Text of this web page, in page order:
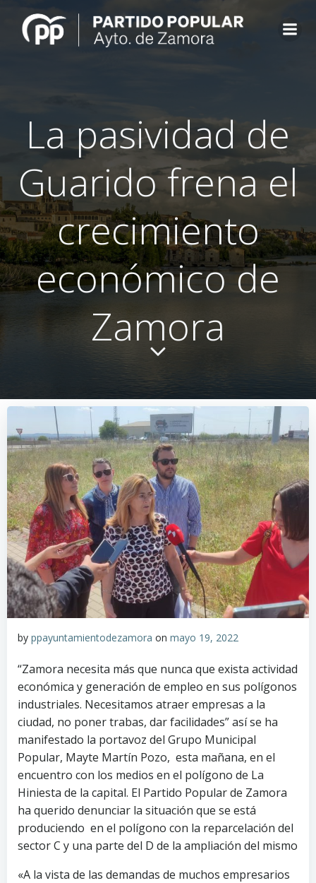
al
contenido
La pasividad de
Guarido frena el
crecimiento
económico de
Zamora
by ppayuntamientodezamora on mayo 19, 2022
“Zamora necesita más que nunca que exista actividad
económica y generación de empleo en sus polígonos
industriales. Necesitamos atraer empresas a la
ciudad, no poner trabas, dar facilidades” así se ha
manifestado la portavoz del Grupo Municipal
Popular, Mayte Martín Pozo, esta mañana, en el
encuentro con los medios en el polígono de La
Hiniesta de la capital. El Partido Popular de Zamora
ha querido denunciar la situación que se está
produciendo en el polígono con la reparcelación del
sector C y una parte del D de la ampliación del mismo
«A la vista de las demandas de muchos empresarios